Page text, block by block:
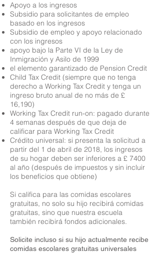
Apoyo a los ingresos
Subsidio para solicitantes de empleo
basado en los ingresos
Subsidio de empleo y apoyo relacionado
con los ingresos
apoyo bajo la Parte VI de la Ley de
Inmigración y Asilo de 1999
el elemento garantizado de Pension Credit
Child Tax Credit (siempre que no tenga
derecho a Working Tax Credit y tenga un
ingreso bruto anual de no más de £
16,190)
Working Tax Credit run-on: pagado durante
4 semanas después de que deja de
calificar para Working Tax Credit
Crédito universal: si presenta la solicitud a
partir del 1 de abril de 2018, los ingresos
de su hogar deben ser inferiores a £ 7400
al año (después de impuestos y sin incluir
los beneficios que obtiene)
Si califica para las comidas escolares
gratuitas, no solo su hijo recibirá comidas
gratuitas, sino que nuestra escuela
también recibirá fondos adicionales.
Solicite incluso si su hijo actualmente recibe
comidas escolares gratuitas universales